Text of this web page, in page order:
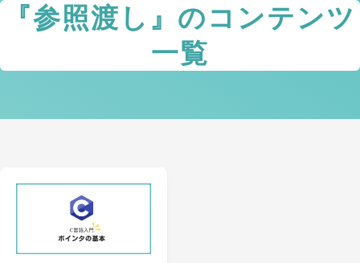
『参照渡し 』のコンテンツ
一覧